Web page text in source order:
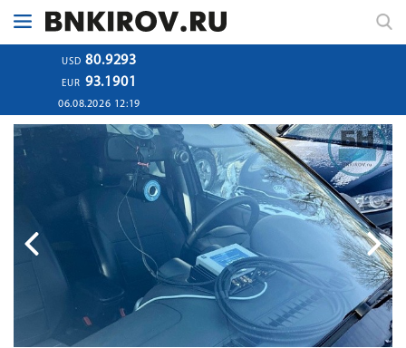
USD 80.9293
EUR 93.1901
06.08.2026 12:19